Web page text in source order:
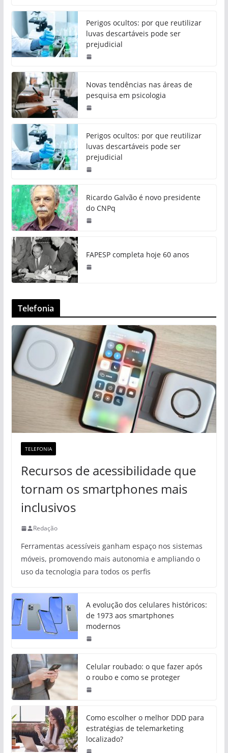
Perigos ocultos: por que reutilizar
luvas descartáveis pode ser
prejudicial
Novas tendências nas áreas de
pesquisa em psicologia
Perigos ocultos: por que reutilizar
luvas descartáveis pode ser
prejudicial
Ricardo Galvão é novo presidente
do CNPq
FAPESP completa hoje 60 anos
Telefonia
TELEFONIA
Recursos de acessibilidade que
tornam os smartphones mais
inclusivos
Redação
Ferramentas acessíveis ganham espaço nos sistemas
móveis, promovendo mais autonomia e ampliando o
uso da tecnologia para todos os perfis
A evolução dos celulares históricos:
de 1973 aos smartphones
modernos
Celular roubado: o que fazer após
o roubo e como se proteger
Como escolher o melhor DDD para
estratégias de telemarketing
localizado?